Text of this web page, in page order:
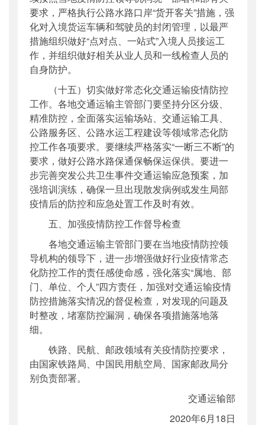
要求，严格执行公路水路口岸“货开客关”措施，强
化对入境货运车辆和驾驶员的封闭管理，以最严
措施组织做好“点对点、一站式”入境人员接运工
作，并组织做好相关从业人员和一线检查人员的
自身防护。
（十五）切实做好常态化交通运输疫情防控
工作。各地交通运输主管部门要坚持分区分级、
精准防控，全面落实运输场站、交通运输工具、
公路服务区、公路水运工程建设等领域常态化防
控工作各项要求。要继续严格落实“一断三不断”的
要求，做好公路水路保通保畅保运保供。要进一
步完善突发公共卫生事件交通运输应急预案，加
强培训演练，确保一旦出现散发病例或发生局部
疫情后的防控和应急处置工作及时有效。
五、加强疫情防控工作督导检查
各地交通运输主管部门要在当地疫情防控领
导机构的领导下，进一步增强做好行业疫情常态
化防控工作的责任感使命感，强化落实“属地、部
门、单位、个人”四方责任，加强对交通运输疫情
防控措施落实情况的督促检查，对发现的问题及
时整改，堵塞防控漏洞，确保各项措施落地落
细。
铁路、民航、邮政领域有关疫情防控要求，
由国家铁路局、中国民用航空局、国家邮政局分
别负责部署。
交通运输部
2020年6月18日